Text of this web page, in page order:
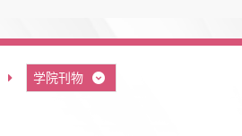
学院刊物